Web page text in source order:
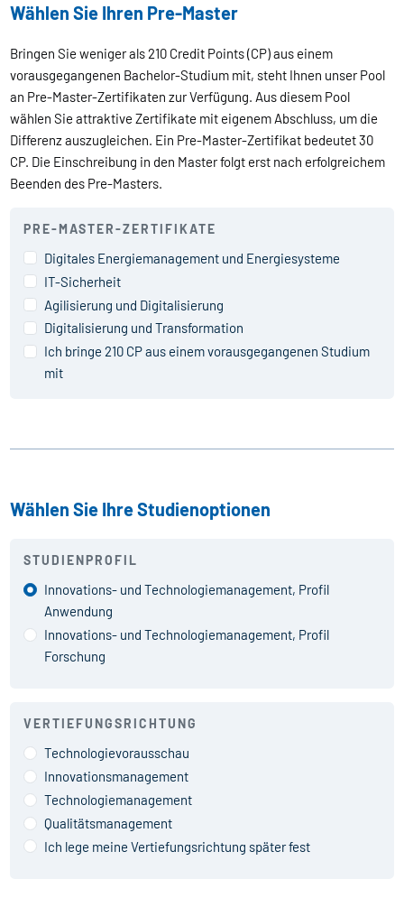
Wählen Sie Ihren Pre-Master
Bringen Sie weniger als 210 Credit Points (CP) aus einem
vorausgegangenen Bachelor-Studium mit, steht Ihnen unser Pool
an Pre-Master-Zertifikaten zur Verfügung. Aus diesem Pool
wählen Sie attraktive Zertifikate mit eigenem Abschluss, um die
Differenz auszugleichen. Ein Pre-Master-Zertifikat bedeutet 30
CP. Die Einschreibung in den Master folgt erst nach erfolgreichem
Beenden des Pre-Masters.
PRE-MASTER-ZERTIFIKATE
Digitales Energie­management und Energie­systeme
IT-Sicherheit
Agilisierung und Digitalisierung
Digitalisierung und Transformation
Ich bringe 210CP aus einem vorausgegangenen Studium
mit
Wählen Sie Ihre Studienoptionen
STUDIENPROFIL
Innovations- und Technologie­management, Profil
Anwendung
Innovations- und Technologie­management, Profil
Forschung
VERTIEFUNGSRICHTUNG
Technologievorausschau
Innovationsmanagement
Technologiemanagement
Qualitätsmanagement
Ich lege meine Vertiefungsrichtung später fest